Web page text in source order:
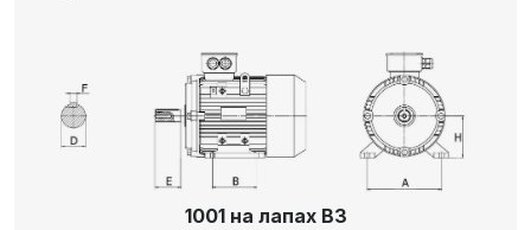
1001 на лапах В3